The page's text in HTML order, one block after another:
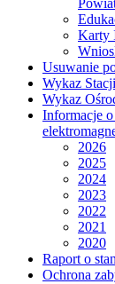
Karty
Usuwanie
Wykaz
Wykaz
Informacje
2026
2025
2024
2023
2022
2021
2020
Raport o
Ochrona